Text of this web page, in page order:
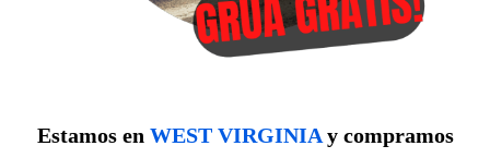
Estamos en WEST VIRGINIAy compramos